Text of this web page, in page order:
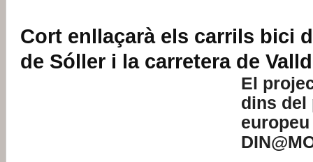
Cort enllaçarà els carrils bici
de Sóller i la carretera de
El
dins del
europeu